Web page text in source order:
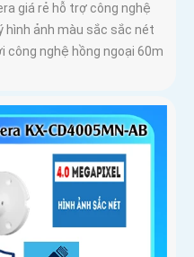
giá rẻ hỗ trợ công nghệ
hình ảnh màu sắc sắc nét
công nghệ hồng ngoại 60m